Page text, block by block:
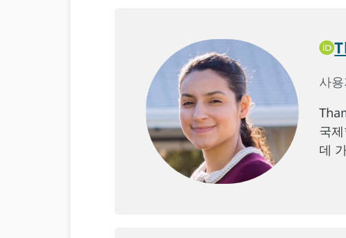
사
국
데